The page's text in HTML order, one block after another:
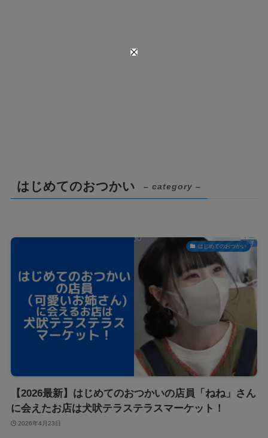
はじめてのおつかい – category –
はじめてのおつかい
【2026最新】はじめてのおつかいの店員「ねね」さん
に会えたお店は犬吠テラステラスマーケット！
2026年4月23日